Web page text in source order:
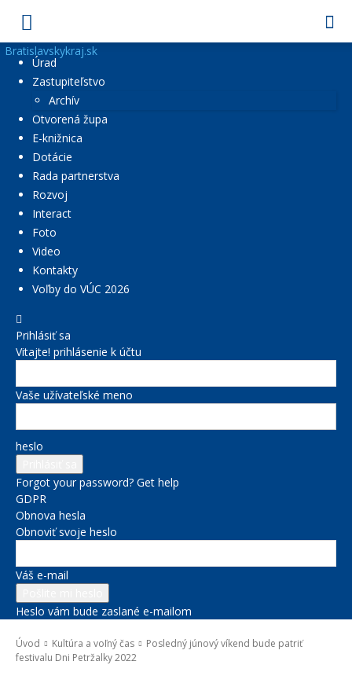
Bratislavskykraj.sk
Úrad
Zastupiteľstvo
Archív
Otvorená župa
E-knižnica
Dotácie
Rada partnerstva
Rozvoj
Interact
Foto
Video
Kontakty
Voľby do VÚC 2026
Prihlásiť sa
Vitajte! prihlásenie k účtu
Vaše užívateľské meno
heslo
Forgot your password? Get help
GDPR
Obnova hesla
Obnoviť svoje heslo
Váš e-mail
Heslo vám bude zaslané e-mailom
Úvod Kultúra a voľný čas
Posledný júnový víkend bude patriť
festivalu Dni Petržalky 2022